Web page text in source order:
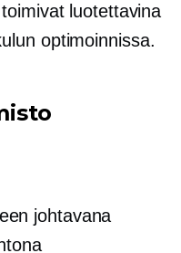
luotettavina
optimoinnissa.
johtavana